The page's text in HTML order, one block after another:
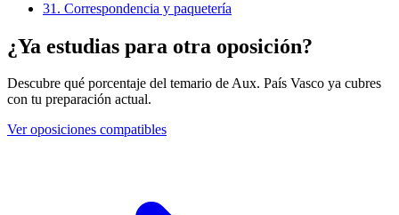
31 . Correspondencia y paquetería
¿Ya estudias para otra oposición?
Descubre qué porcentaje del temario deAux. País Vasco ya cubres
con tu preparación actual.
Ver oposiciones compatibles